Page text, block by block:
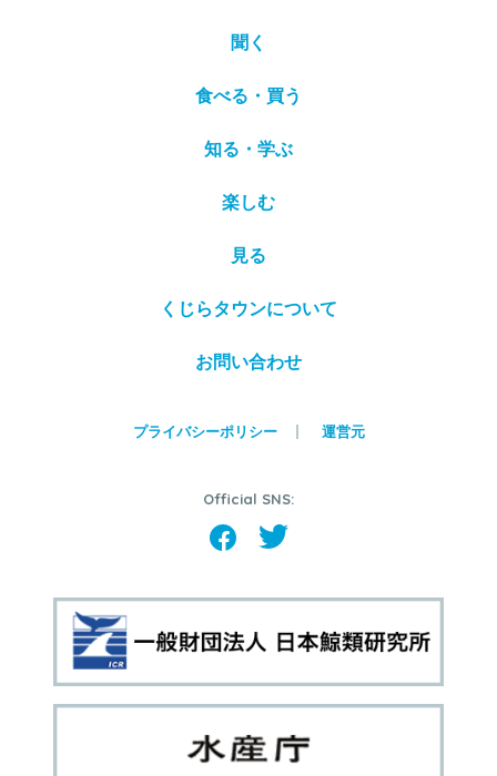
聞く
食べる・買う
知る・学ぶ
楽しむ
見る
くじらタウンについて
お問い合わせ
プライバシーポリシー 運営元
Official SNS: